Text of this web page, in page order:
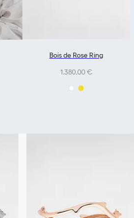
Bois de Rose Ring
1.380,00 €